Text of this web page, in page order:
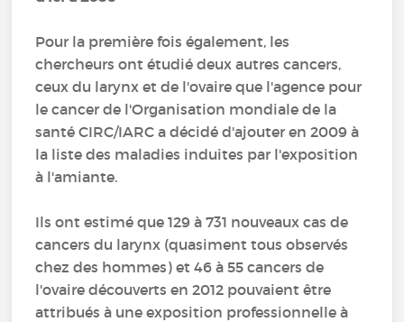
Pour la première fois également, les
chercheurs ont étudié deux autres cancers,
ceux du larynx et de l'ovaire que l'agence pour
le cancer de l'Organisation mondiale de la
santé CIRC/IARC a décidé d'ajouter en 2009 à
la liste des maladies induites par l'exposition
à l'amiante.
Ils ont estimé que 129 à 731 nouveaux cas de
cancers du larynx (quasiment tous observés
chez des hommes) et 46 à 55 cancers de
l'ovaire découverts en 2012 pouvaient être
attribués à une exposition professionnelle à